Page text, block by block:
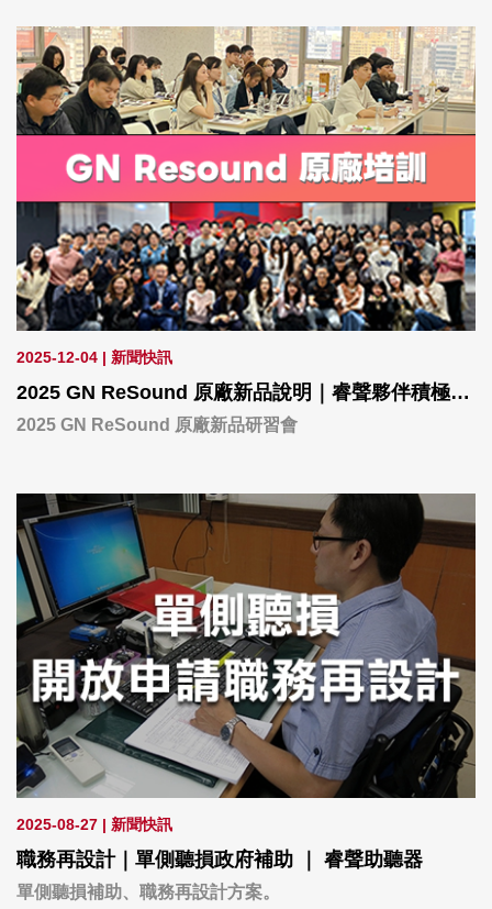
2025-12-04 | 新聞快訊
2025 GN ReSound 原廠新品說明｜睿聲夥伴積極參與研習
2025 GN ReSound 原廠新品研習會
2025-08-27 | 新聞快訊
職務再設計｜單側聽損政府補助 ｜ 睿聲助聽器
單側聽損補助、職務再設計方案。